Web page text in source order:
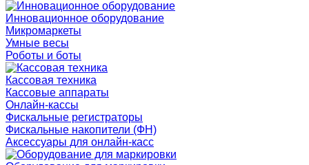
Инновационное оборудование
Микромаркеты
Умные весы
Роботы и боты
Кассовая техника
Кассовые аппараты
Онлайн-кассы
Фискальные регистраторы
Фискальные накопители (ФН)
Аксессуары для онлайн-касс